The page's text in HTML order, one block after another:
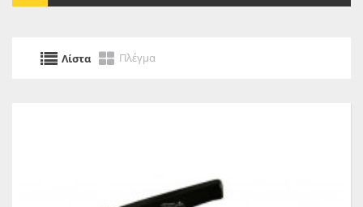
Λίστα Πλέγμα